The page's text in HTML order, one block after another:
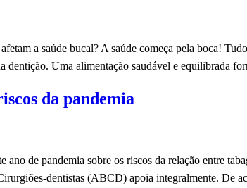
a saúde bucal? A saúde começa pela boca!
dentição. Uma alimentação saudável e equilibrada
da pandemia
de pandemia sobre os riscos da relação entre
dentistas (ABCD) apoia integralmente. De